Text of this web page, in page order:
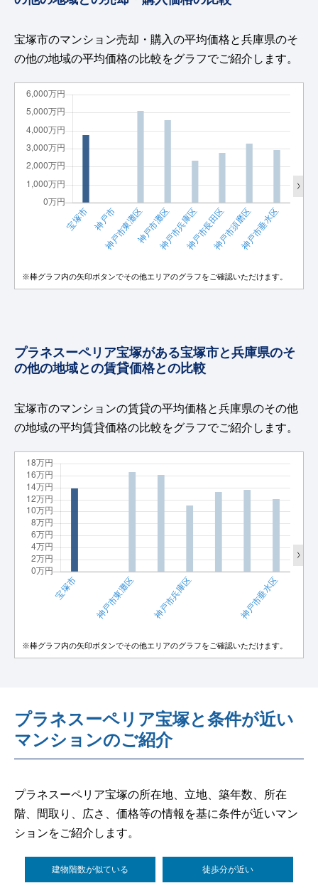
宝塚市のマンション売却・購入の平均価格と兵庫県のそ
の他の地域の平均価格の比較をグラフでご紹介します。
※棒グラフ内の矢印ボタンでその他エリアのグラフをご確認いただけます。
プラネスーペリア宝塚がある宝塚市と兵庫県のそ
の他の地域との賃貸価格との比較
宝塚市のマンションの賃貸の平均価格と兵庫県のその他
の地域の平均賃貸価格の比較をグラフでご紹介します。
※棒グラフ内の矢印ボタンでその他エリアのグラフをご確認いただけます。
プラネスーペリア宝塚と条件が近い
マンションのご紹介
プラネスーペリア宝塚の所在地、立地、築年数、所在
階、間取り、広さ、価格等の情報を基に条件が近いマン
ションをご紹介します。
建物階数が似ている 徒歩分が近い